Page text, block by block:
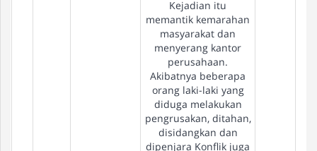
Kejadian itu
memantik kemarahan
masyarakat dan
menyerang kantor
perusahaan.
Akibatnya beberapa
orang laki-laki yang
diduga melakukan
pengrusakan, ditahan,
disidangkan dan
dipenjara Konflik juga